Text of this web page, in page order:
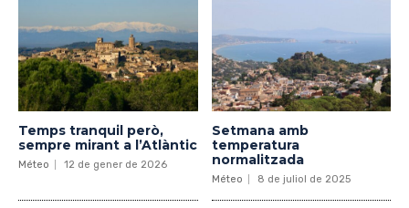
Temps tranquil però,
sempre mirant a l’Atlàntic
Méteo 12 de gener de 2026
Setmana amb
temperatura
normalitzada
Méteo 8 de juliol de 2025